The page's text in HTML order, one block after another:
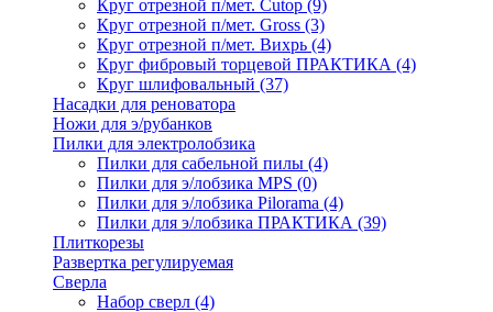
Круг отрезной п/мет. Cutop (9)
Круг отрезной п/мет. Gross (3)
Круг отрезной п/мет. Вихрь (4)
Круг фибровый торцевой ПРАКТИКА (4)
Круг шлифовальный (37)
Насадки для реноватора
Ножи для э/рубанков
Пилки для электролобзика
Пилки для сабельной пилы (4)
Пилки для э/лобзика MPS (0)
Пилки для э/лобзика Pilorama (4)
Пилки для э/лобзика ПРАКТИКА (39)
Плиткорезы
Развертка регулируемая
Сверла
Набор сверл (4)